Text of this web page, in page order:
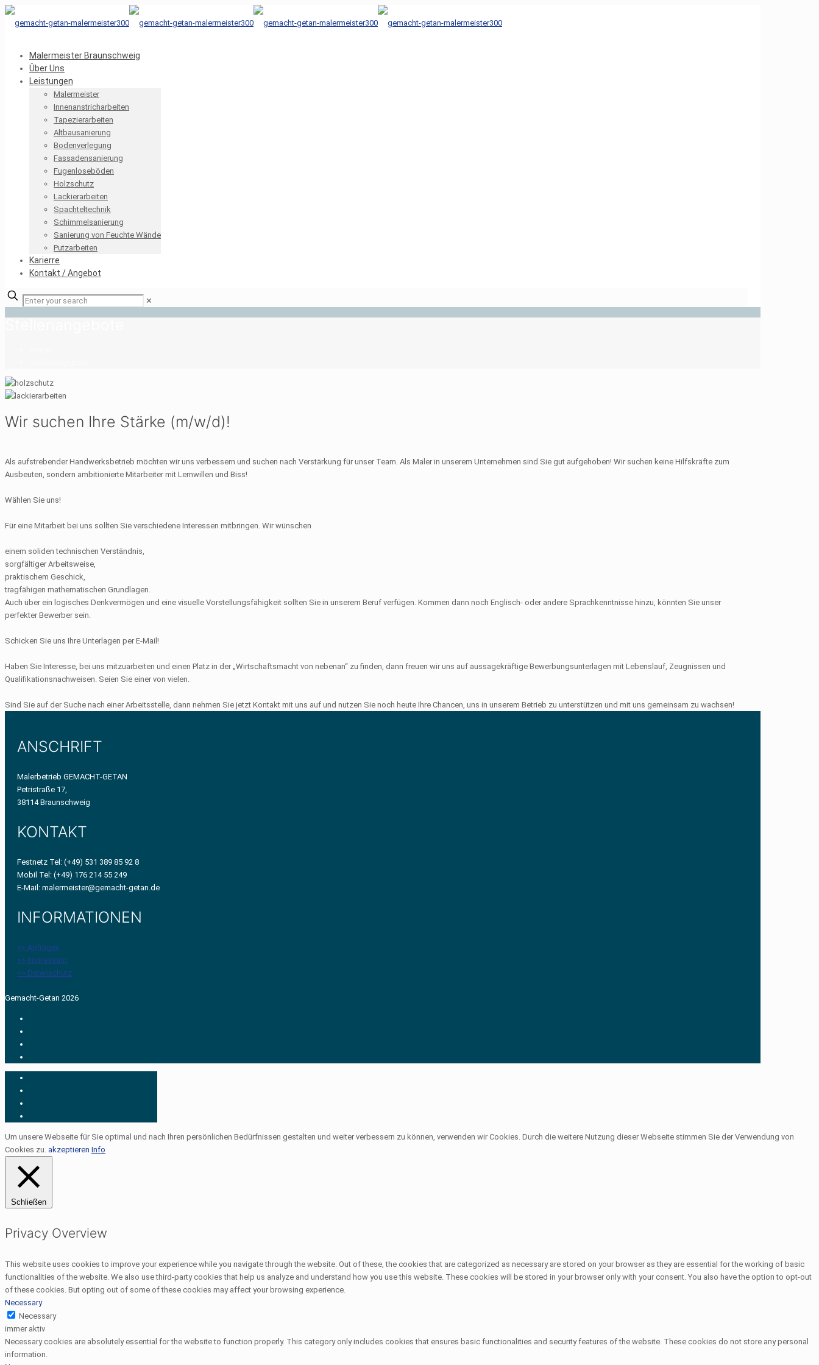
Malermeister Braunschweig
Über Uns
Leistungen
Malermeister
Innenanstricharbeiten
Tapezierarbeiten
Altbausanierung
Bodenverlegung
Fassadensanierung
Fugenloseböden
Holzschutz
Lackierarbeiten
Spachteltechnik
Schimmelsanierung
Sanierung von Feuchte Wände
Putzarbeiten
Karierre
Kontakt / Angebot
✕
Wir suchen Ihre Stärke (m/w/d)!
Als aufstrebender Handwerksbetrieb möchten wir uns verbessern und suchen nach Verstärkung für unser Team. Als Maler in unserem Unternehmen sind Sie gut aufgehoben! Wir suchen keine Hilfskräfte zum
Ausbeuten, sondern ambitionierte Mitarbeiter mit Lernwillen und Biss!
Wählen Sie uns!
Für eine Mitarbeit bei uns sollten Sie verschiedene Interessen mitbringen. Wir wünschen
einem soliden technischen Verständnis,
sorgfältiger Arbeitsweise,
praktischem Geschick,
tragfähigen mathematischen Grundlagen.
Auch über ein logisches Denkvermögen und eine visuelle Vorstellungsfähigkeit sollten Sie in unserem Beruf verfügen. Kommen dann noch Englisch- oder andere Sprachkenntnisse hinzu, könnten Sie unser
perfekter Bewerber sein.
Schicken Sie uns Ihre Unterlagen per E-Mail!
Haben Sie Interesse, bei uns mitzuarbeiten und einen Platz in der „Wirtschaftsmacht von nebenan“ zu finden, dann freuen wir uns auf aussagekräftige Bewerbungsunterlagen mit Lebenslauf, Zeugnissen und
Qualifikationsnachweisen. Seien Sie einer von vielen.
Sind Sie auf der Suche nach einer Arbeitsstelle, dann nehmen Sie jetzt Kontakt mit uns auf und nutzen Sie noch heute Ihre Chancen, uns in unserem Betrieb zu unterstützen und mit uns gemeinsam zu wachsen!
ANSCHRIFT
Malerbetrieb GEMACHT-GETAN
Petristraße 17,
38114 Braunschweig
KONTAKT
Festnetz Tel: (+49) 531 389 85 92 8
Mobil Tel: (+49) 176 214 55 249
E-Mail: malermeister@gemacht-getan.de
INFORMATIONEN
>> Anfragen
>> Impressum
>> Datenschutz
Gemacht-Getan 2026
Um unsere Webseite für Sie optimal und nach Ihren persönlichen Bedürfnissen gestalten und weiter verbessern zu können, verwenden wir Cookies. Durch die weitere Nutzung dieser Webseite stimmen Sie der Verwendung von
Cookies zu. akzeptieren Info
Schließen
Privacy Overview
This website uses cookies to improve your experience while you navigate through the website. Out of these, the cookies that are categorized as necessary are stored on your browser as they are essential for the working of basic
functionalities of the website. We also use third-party cookies that help us analyze and understand how you use this website. These cookies will be stored in your browser only with your consent. You also have the option to opt-out
of these cookies. But opting out of some of these cookies may affect your browsing experience.
Necessary
Necessary
immer aktiv
Necessary cookies are absolutely essential for the website to function properly. This category only includes cookies that ensures basic functionalities and security features of the website. These cookies do not store any personal
information.